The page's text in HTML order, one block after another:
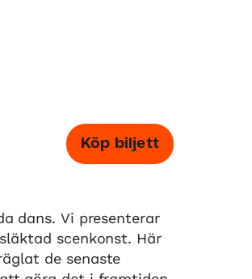
Köp biljett
dans. Vi presenterar
scenkonst. Här
de senaste